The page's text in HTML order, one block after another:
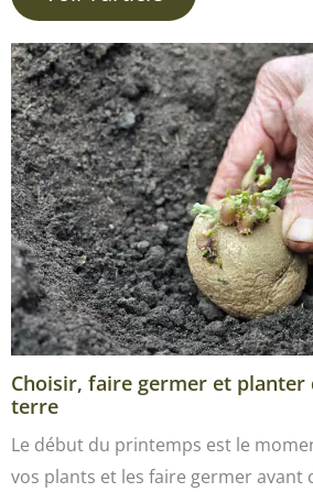
Choisir, faire germer et planter
terre
Le début du printemps est le
vos plants et les faire germer avant